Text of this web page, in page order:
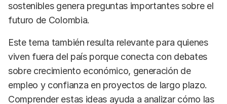
sostenibles genera preguntas importantes sobre el
futuro de Colombia.
Este tema también resulta relevante para quienes
viven fuera del país porque conecta con debates
sobre crecimiento económico, generación de
empleo y confianza en proyectos de largo plazo.
Comprender estas ideas ayuda a analizar cómo las